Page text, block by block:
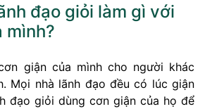
đạo giỏi làm gì với
mình?
giận của mình cho người khác
Mọi nhà lãnh đạo đều có lúc giận
đạo giỏi dùng cơn giận của họ để